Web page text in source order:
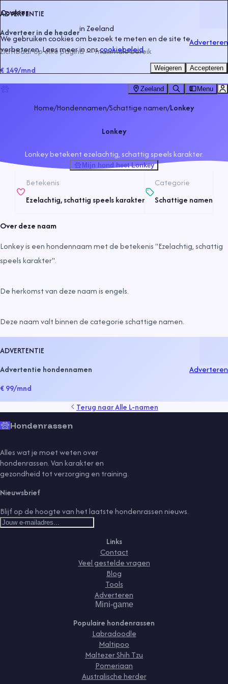
ADVERTENTIE
Adverteer in de headerinZeeland
Zichtbaar op elke pagina — maximale bereik
€ 149/mnd
Adverteren
Zeeland Menu
Home/Hondennamen/Schattige namen/Lonkey
Lonkey
Lonkey betekent ezelachtig, schattig speels karakter.
Mijn hond heet Lonkey
Betekenis
Ezelachtig, schattig speels karakter
Categorie
Schattige namen
Over deze naam
Lonkey is een hondennaam met de betekenis "Ezelachtig, schattig
speels karakter".
De herkomst van deze naam is engels.
Deze naam valt binnen de categorieschattige namen.
ADVERTENTIE
Advertentie hondennamen
€ 99/mnd
Adverteren
Terug naarAlle L-namen
Hondenrassen
Alles wat je moet weten over
hondenrassen. Van karakter en
gezondheid tot verzorging en training.
Nieuwsbrief
Blijf op de hoogte van het laatste hondenrassen nieuws.
Links
Contact
Veel gestelde vragen
Blog
Tools
Adverteren
Mini-game
Populaire hondenrassen
Labradoodle
Maltipoo
Maltezer Shih Tzu
Pomeriaan
Australische herder
Cookies
We gebruiken cookies om bezoek te meten en de site te
verbeteren. Lees meer in onscookiebeleid.
Weigeren Accepteren